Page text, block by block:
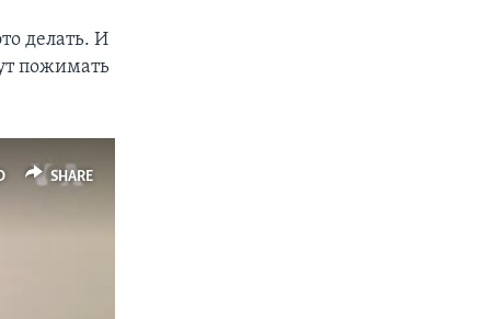
делать. И
пожимать
SHARE